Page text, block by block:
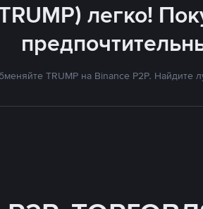
легко!
TRUMP на Binance P2P. Найдите